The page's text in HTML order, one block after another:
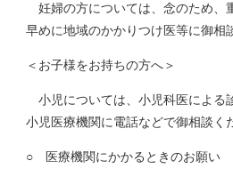
妊婦の方については、念のため、
早めに地域のかかりつけ医等に御相
＜お子様をお持ちの方へ＞
小児については、小児科医による
小児医療機関に電話などで御相談く
○ 医療機関にかかるときのお願い